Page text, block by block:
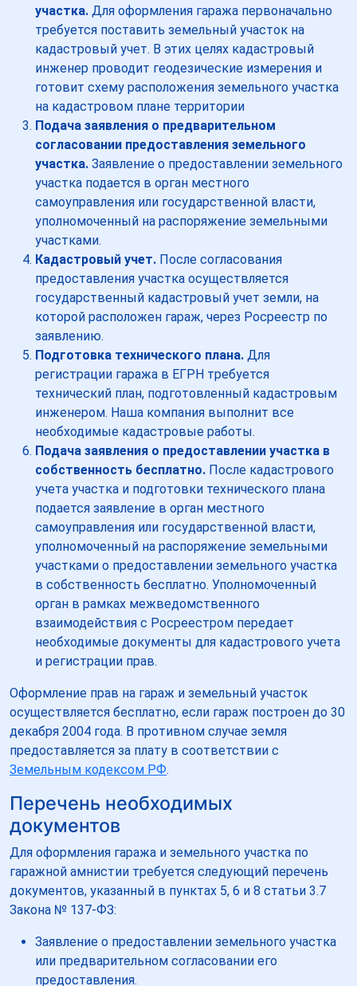
участка. Для оформления гаража первоначально
требуется поставить земельный участок на
кадастровый учет. В этих целях кадастровый
инженер проводит геодезические измерения и
готовит схему расположения земельного участка
на кадастровом плане территории
Подача заявления о предварительном
согласовании предоставления земельного
участка. Заявление о предоставлении земельного
участка подается в орган местного
самоуправления или государственной власти,
уполномоченный на распоряжение земельными
участками.
Кадастровый учет. После согласования
предоставления участка осуществляется
государственный кадастровый учет земли, на
которой расположен гараж, через Росреестр по
заявлению.
Подготовка технического плана. Для
регистрации гаража в ЕГРН требуется
технический план, подготовленный кадастровым
инженером. Наша компания выполнит все
необходимые кадастровые работы.
Подача заявления о предоставлении участка в
собственность бесплатно. После кадастрового
учета участка и подготовки технического плана
подается заявление в орган местного
самоуправления или государственной власти,
уполномоченный на распоряжение земельными
участками о предоставлении земельного участка
в собственность бесплатно. Уполномоченный
орган в рамках межведомственного
взаимодействия с Росреестром передает
необходимые документы для кадастрового учета
и регистрации прав.
Оформление прав на гараж и земельный участок
осуществляется бесплатно, если гараж построен до 30
декабря 2004 года. В противном случае земля
предоставляется за плату в соответствии с
Земельным кодексом РФ.
Перечень необходимых
документов
Для оформления гаража и земельного участка по
гаражной амнистии требуется следующий перечень
документов, указанный в пунктах 5, 6 и 8 статьи 3.7
Закона № 137-ФЗ:
Заявление о предоставлении земельного участка
или предварительном согласовании его
предоставления.